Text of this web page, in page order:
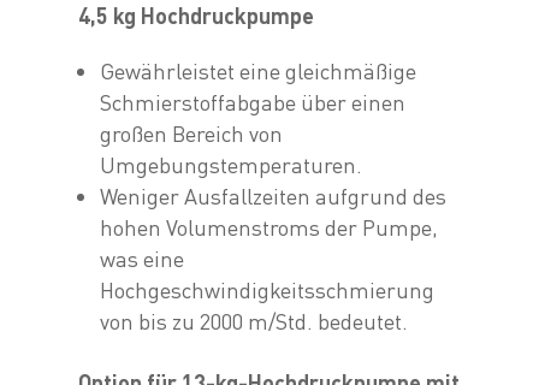
4,5 kg Hochdruckpumpe
Gewährleistet eine gleichmäßige
Schmierstoffabgabe über einen
großen Bereich von
Umgebungstemperaturen.
Weniger Ausfallzeiten aufgrund des
hohen Volumenstroms der Pumpe,
was eine
Hochgeschwindigkeitsschmierung
von bis zu 2000 m/Std. bedeutet.